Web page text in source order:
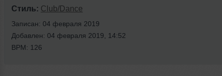
Стиль: Club/Dance
Записан: 04 февраля 2019
Добавлен: 04 февраля 2019, 14:52
BPM: 126